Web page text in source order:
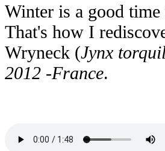
Winter is a good
That's how I
Wryneck (Jynx
2012 -France.